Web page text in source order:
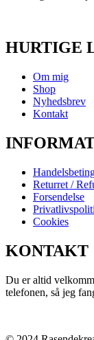
HURTIGE
Om mig
Shop
Nyhedsbrev
Kontakt
Returret /
Forsendelse
Cookies
KONTAKT
Du er altid
telefonen, så jeg